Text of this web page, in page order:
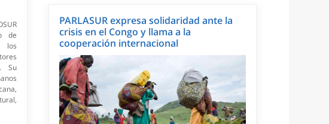
de
los
Su
PARLASUR expresa solidaridad ante la
crisis en el Congo y llama a la
cooperación internacional